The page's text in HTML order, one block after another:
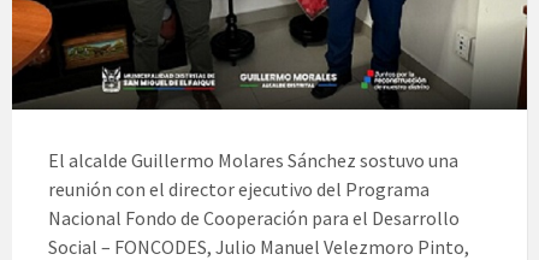
El alcalde Guillermo Molares Sánchez sostuvo una
reunión con el director ejecutivo del Programa
Nacional Fondo de Cooperación para el Desarrollo
Social – FONCODES, Julio Manuel Velezmoro Pinto,